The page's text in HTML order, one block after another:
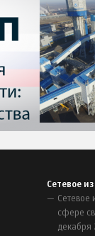
Сетевое
Сетевое
сфере
декабря